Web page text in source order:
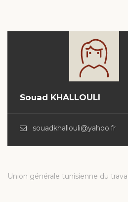
Souad KHALLOULI
souadkhallouli@yahoo.fr
Union générale tunisienne du